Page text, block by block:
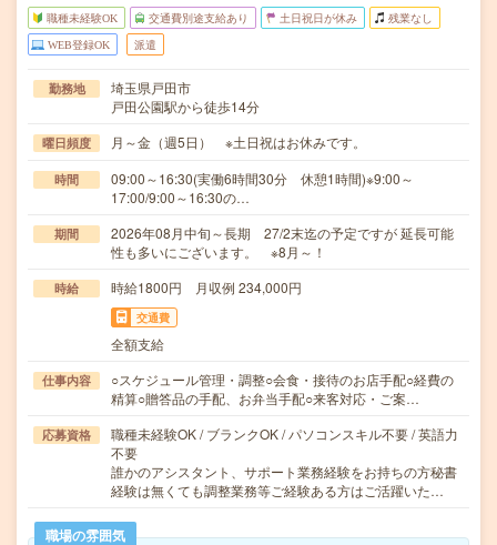
職種未経験OK 交通費別途支給あり 土日祝日が休み 残業なし
WEB登録OK 派遣
勤務地
埼玉県戸田市
戸田公園駅から徒歩14分
曜日頻度 月～金（週5日） ※土日祝はお休みです。
時間
09:00～16:30(実働6時間30分 休憩1時間)※9:00～
17:00/9:00～16:30の…
期間
2026年08月中旬～長期 27/2末迄の予定ですが 延長可能
性も多いにございます。 ※8月～！
時給 時給1800円 月収例 234,000円
交通費
全額支給
仕事内容
○スケジュール管理・調整○会食・接待のお店手配○経費の
精算○贈答品の手配、お弁当手配○来客対応・ご案…
応募資格
職種未経験OK / ブランクOK / パソコンスキル不要 / 英語力
不要
誰かのアシスタント、サポート業務経験をお持ちの方秘書
経験は無くても調整業務等ご経験ある方はご活躍いた…
職場の雰囲気